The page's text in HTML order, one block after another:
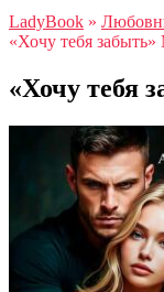
LadyBook »
«Хочу тебя
«Хочу тебя